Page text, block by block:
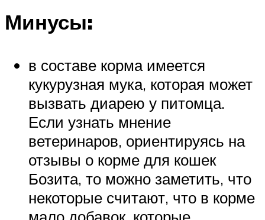
Минусы:
в составе корма имеется
кукурузная мука, которая может
вызвать диарею у питомца.
Если узнать мнение
ветеринаров, ориентируясь на
отзывы о корме для кошек
Бозита, то можно заметить, что
некоторые считают, что в корме